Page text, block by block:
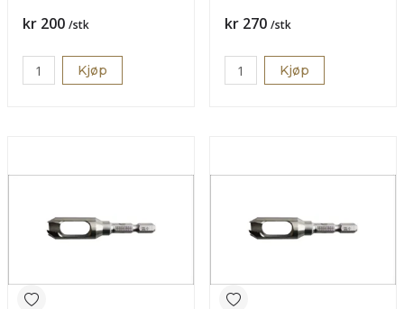
Pris
kr 200 /stk
Kjøp
Pris
kr 270 /stk
Kjøp